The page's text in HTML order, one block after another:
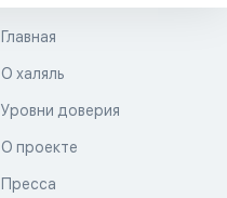
Главная
О халяль
Уровни доверия
О проекте
Пресса